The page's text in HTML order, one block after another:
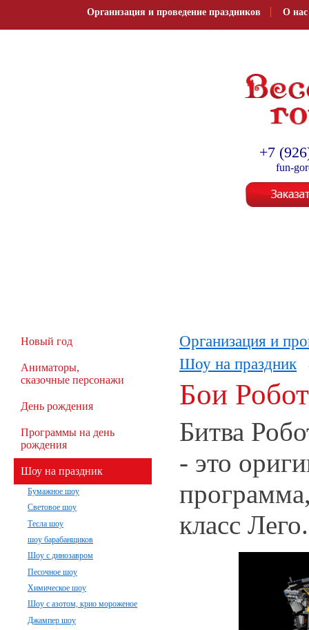
Организация и проведение праздников О нас
+7
fun-
Организация и
Шоу на праздник
Бои
Битва
- это
класс
Новый год
Аниматоры,
сказочные персонажи
День рождения
Программы на день
рождения
Шоу на праздник
Бумажное шоу
Световое шоу
Тесла шоу
шоу барабанщиков
Шоу с динозавром
Песочное шоу
Химическое шоу
Шоу с азотом, крио мороженое
Джампер шоу